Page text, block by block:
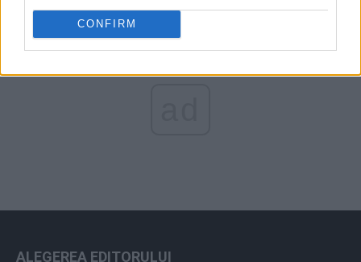
CONFIRM
ALEGEREA EDITORULUI